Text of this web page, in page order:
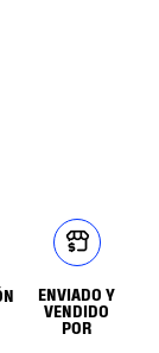
ENVIADO Y
VENDIDO
POR